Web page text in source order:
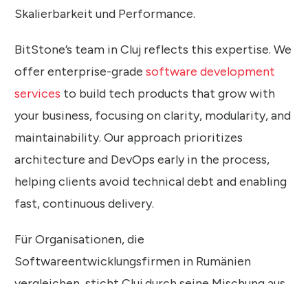
Skalierbarkeit und Performance.
BitStone’s team in Cluj reflects this expertise. We
offer enterprise-grade software development
services to build tech products that grow with
your business, focusing on clarity, modularity, and
maintainability. Our approach prioritizes
architecture and DevOps early in the process,
helping clients avoid technical debt and enabling
fast, continuous delivery.
Für Organisationen, die
Softwareentwicklungsfirmen in Rumänien